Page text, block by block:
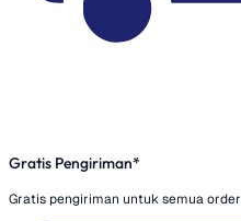
Gratis Pengiriman*
Gratis pengiriman untuk semua order